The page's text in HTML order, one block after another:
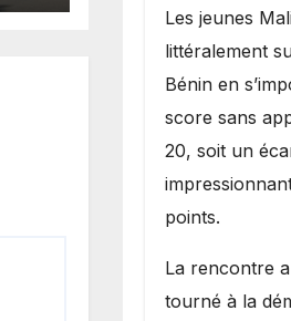
Les jeunes
littéralement
Bénin en
score sans
20, soit un
points.
La rencontre
tourné à la